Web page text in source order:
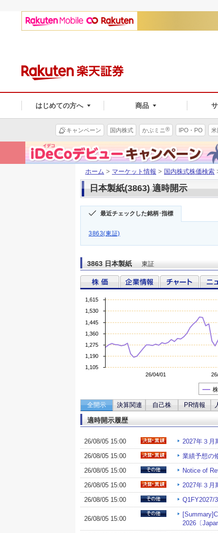
はじめての方へ 商品
キャンペーン 国内株式 かぶミニ® IPO・PO
ホーム > マーケット情報 > 国内株式株価検索
日本製紙(3863) 適時開示
最近チェックした銘柄･指標
3863(東証)
3863 日本製紙 東証